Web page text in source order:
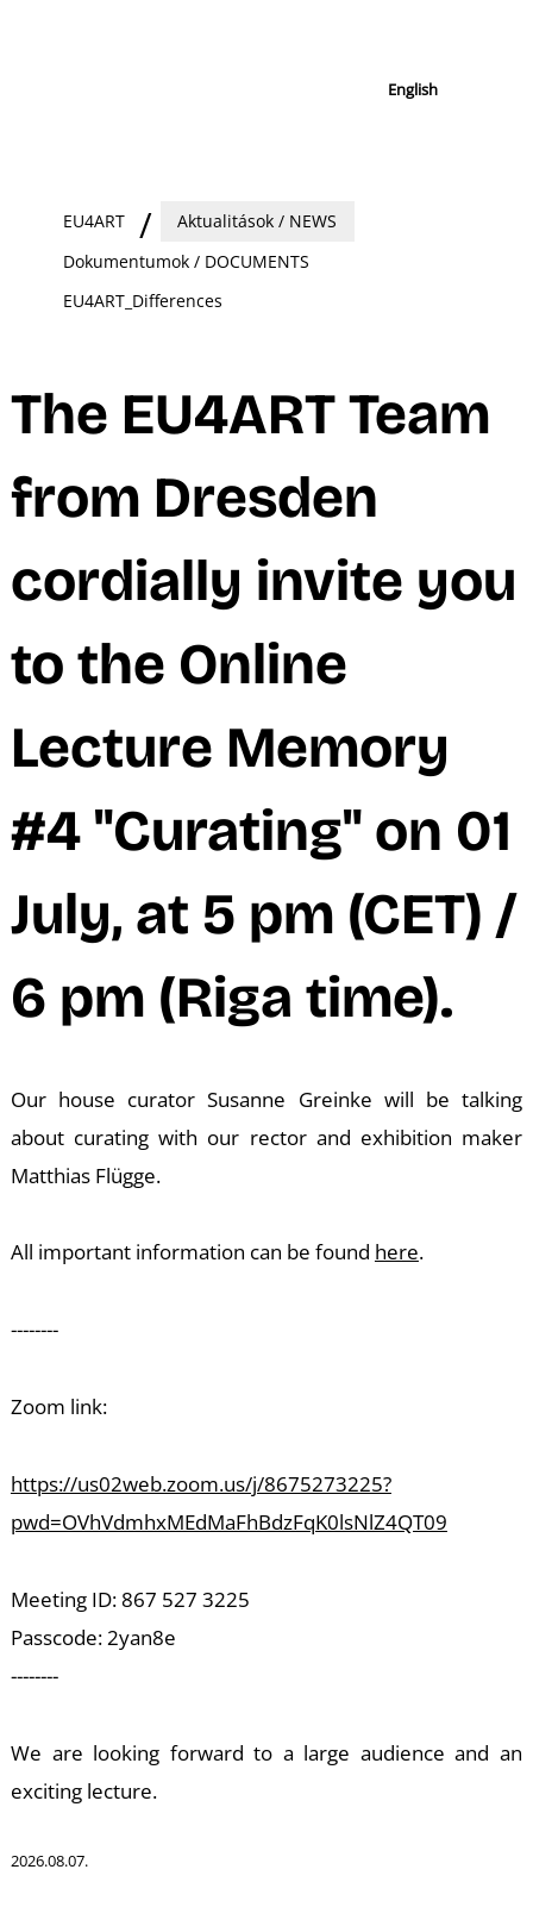
English
EU4ART
Aktualitások / NEWS
Dokumentumok / DOCUMENTS
EU4ART_Differences
The EU4ART Team
from Dresden
cordially invite you
to the Online
Lecture Memory
#4 "Curating" on 01
July, at 5 pm (CET) /
6 pm (Riga time).
Our house curator Susanne Greinke will be talking
about curating with our rector and exhibition maker
Matthias Flügge.
All important information can be found here.
--------
Zoom link:
https://us02web.zoom.us/j/8675273225?
pwd=OVhVdmhxMEdMaFhBdzFqK0lsNlZ4QT09
Meeting ID: 867 527 3225
Passcode: 2yan8e
--------
We are looking forward to a large audience and an
exciting lecture.
2026.08.07.